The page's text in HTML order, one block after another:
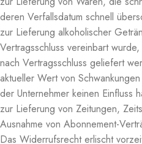
deren Verfallsdatum schnell
zur Lieferung alkoholischer
Vertragsschluss vereinbart
nach Vertragsschluss geliefert
aktueller Wert von
der Unternehmer keinen Einfluss
zur Lieferung von Zeitungen,
Ausnahme von Abonnement-
Das Widerrufsrecht erlischt